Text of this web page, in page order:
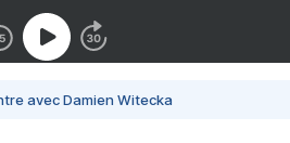
avec Damien Witecka